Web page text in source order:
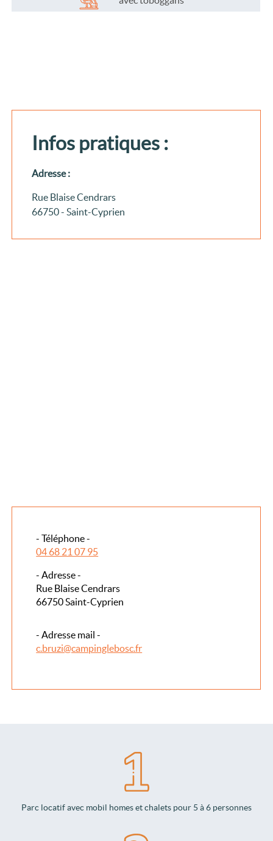
Parc locatif avec mobil homes et chalets pour 5 à 6 personnes
Infos pratiques :
Adresse :
Rue Blaise Cendrars
66750 - Saint-Cyprien
- Téléphone -
04 68 21 07 95
- Adresse -
Rue Blaise Cendrars
66750 Saint-Cyprien
- Adresse mail -
c.bruzi@campinglebosc.fr